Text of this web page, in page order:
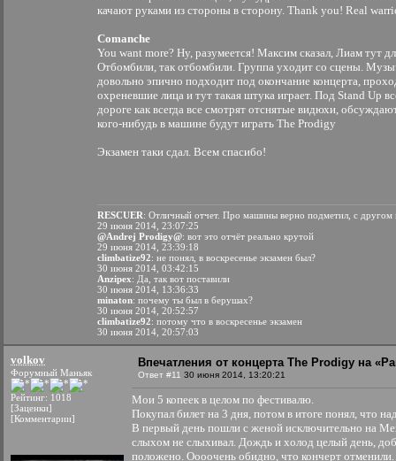
качают руками из стороны в сторону. Thank you! Real
Comanche
You want more? Ну, разумеется! Максим сказал, Лиам тут
Отбомбили, так отбомбили. Группа уходит со сцены.
довольно эпично подходит под окончание концерта,
охреневшие лица и тут такая штука играет. Под Stand Up
дороге как всегда все смотрят отснятые видюхи,
кого-нибудь в машине будут играть The Prodigy
Экзамен таки сдал. Всем спасибо!
RESCUER: Отличный отчет. Про машины верно подметил, с другом
29 июня 2014, 23:07:25
@Andrej Prodigy@: вот это отчёт реально крутой
29 июня 2014, 23:39:18
climbatize92: не понял, в воскресенье экзамен был?
30 июня 2014, 03:42:15
Anzipex: Да, так вот поставили
30 июня 2014, 13:36:33
minaton: почему ты был в берушах?
30 июня 2014, 20:52:57
climbatize92: потому что в воскресенье экзамен
30 июня 2014, 20:57:03
volkov
Форумный Маньяк
Рейтинг: 1018
[Заценки]
[Комментарии]
Впечатления от концерта The Prodigy на
Ответ #11 30 июня 2014, 13:20:21
Мои 5 копеек в целом по фестивалю.
Покупал билет на 3 дня, потом в итоге понял, что
В первый день пошли с женой исключительно на
слыхом не слыхивал. Дождь и холод целый день,
положено. Оооочень обидно, что кончерт